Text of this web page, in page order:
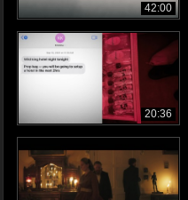
42:00
20:36